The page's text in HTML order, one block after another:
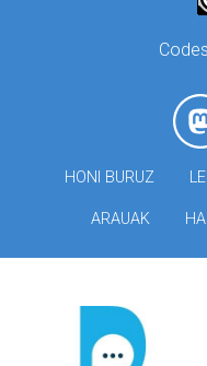
HONI BURUZ
ARAUAK